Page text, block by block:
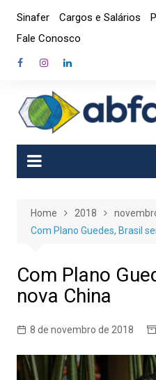
content
Sinafer Cargos e Salários
Fale Conosco
Home 2018
Com Plano Guedes, Brasil
Com Plano
nova China
8 de novembro de 2018